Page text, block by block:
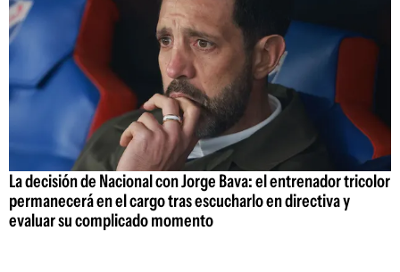
La decisión de Nacional con Jorge Bava: el entrenador tricolor
permanecerá en el cargo tras escucharlo en directiva y
evaluar su complicado momento